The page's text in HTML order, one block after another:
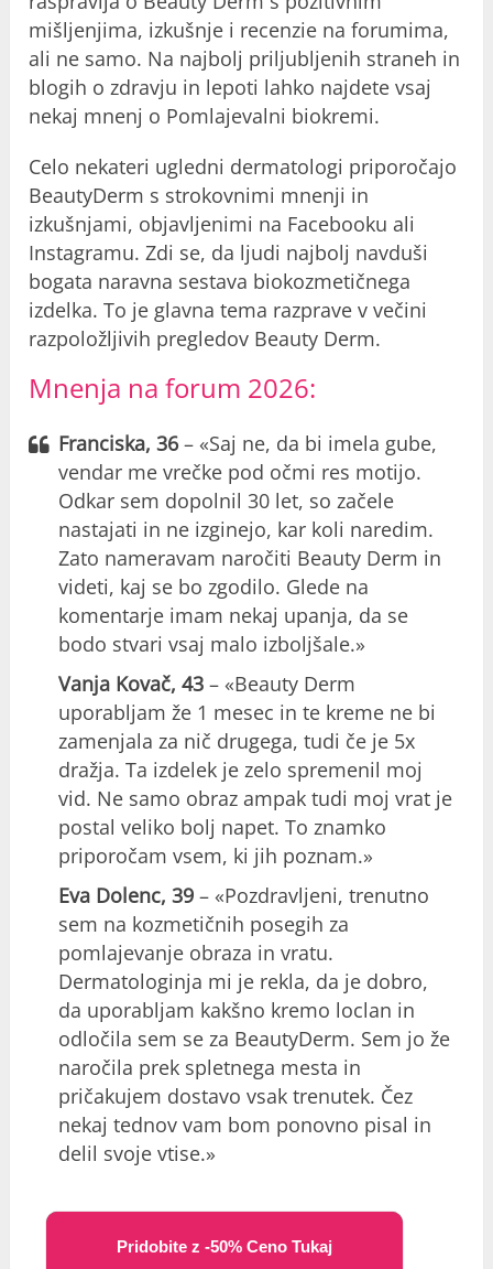
mišljenjima, izkušnje i recenzie na forumima,
ali ne samo. Na najbolj priljubljenih straneh in
blogih o zdravju in lepoti lahko najdete vsaj
nekaj mnenj o Pomlajevalni biokremi.
Celo nekateri ugledni dermatologi priporočajo
BeautyDerm s strokovnimi mnenji in
izkušnjami, objavljenimi na Facebooku ali
Instagramu. Zdi se, da ljudi najbolj navduši
bogata naravna sestava biokozmetičnega
izdelka. To je glavna tema razprave v večini
razpoložljivih pregledov Beauty Derm.
Mnenja na forum 2026:
Franciska, 36 – «Saj ne, da bi imela gube,
vendar me vrečke pod očmi res motijo.
Odkar sem dopolnil 30 let, so začele
nastajati in ne izginejo, kar koli naredim.
Zato nameravam naročiti Beauty Derm in
videti, kaj se bo zgodilo. Glede na
komentarje imam nekaj upanja, da se
bodo stvari vsaj malo izboljšale.»
Vanja Kovač, 43 – «Beauty Derm
uporabljam že 1 mesec in te kreme ne bi
zamenjala za nič drugega, tudi če je 5x
dražja. Ta izdelek je zelo spremenil moj
vid. Ne samo obraz ampak tudi moj vrat je
postal veliko bolj napet. To znamko
priporočam vsem, ki jih poznam.»
Eva Dolenc, 39 – «Pozdravljeni, trenutno
sem na kozmetičnih posegih za
pomlajevanje obraza in vratu.
Dermatologinja mi je rekla, da je dobro,
da uporabljam kakšno kremo loclan in
odločila sem se za BeautyDerm. Sem jo že
naročila prek spletnega mesta in
pričakujem dostavo vsak trenutek. Čez
nekaj tednov vam bom ponovno pisal in
delil svoje vtise.»
Pridobite z -50% Ceno Tukaj